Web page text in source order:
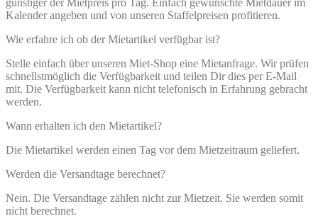
günstiger der Mietpreis pro Tag. Einfach gewünschte Mietdauer im
Kalender angeben und von unseren Staffelpreisen profitieren.
Wie erfahre ich ob der Mietartikel verfügbar ist?
Stelle einfach über unseren Miet-Shop eine Mietanfrage. Wir prüfen
schnellstmöglich die Verfügbarkeit und teilen Dir dies per E-Mail
mit. Die Verfügbarkeit kann nicht telefonisch in Erfahrung gebracht
werden.
Wann erhalten ich den Mietartikel?
Die Mietartikel werden einen Tag vor dem Mietzeitraum geliefert.
Werden die Versandtage berechnet?
Nein. Die Versandtage zählen nicht zur Mietzeit. Sie werden somit
nicht berechnet.